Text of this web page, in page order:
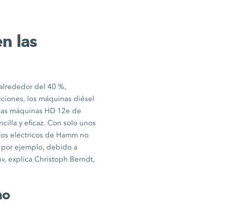
las
del40 %,
los máquinas diésel
máquinas HD 12e de
y eficaz. Con solo unos
eléctricos de Hamm no
ejemplo, debido a
explica Christoph Berndt,